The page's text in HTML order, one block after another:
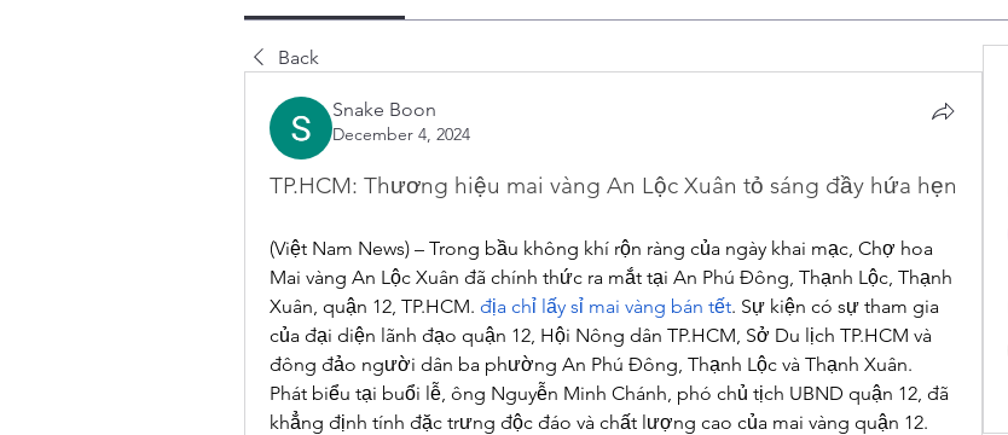
Back
Snake Boon
December 4, 2024
TP.HCM: Thương hiệu mai vàng An Lộc Xuân tỏ sáng đầy hứa hẹn
(Việt Nam News) – Trong bầu không khí rộn ràng của ngày khai mạc, Chợ hoa
Mai vàng An Lộc Xuân đã chính thức ra mắt tại An Phú Đông, Thạnh Lộc, Thạnh
Xuân, quận 12, TP.HCM. địa chỉ lấy sỉ mai vàng bán tết. Sự kiện có sự tham gia
của đại diện lãnh đạo quận 12, Hội Nông dân TP.HCM, Sở Du lịch TP.HCM và
đông đảo người dân ba phường An Phú Đông, Thạnh Lộc và Thạnh Xuân.
Phát biểu tại buổi lễ, ông Nguyễn Minh Chánh, phó chủ tịch UBND quận 12, đã
khẳng định tính đặc trưng độc đáo và chất lượng cao của mai vàng quận 12.